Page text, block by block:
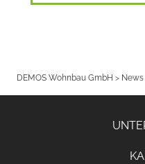
DEMOS Wohnbau GmbH > News